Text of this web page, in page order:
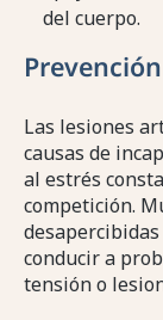
del cuerpo.
Las lesiones
causas de
al estrés
competición.
conducir a
tensión o